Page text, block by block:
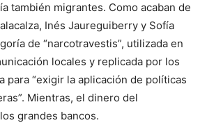
también migrantes. Como acaban de
Inés Jaureguiberry y Sofía
de “narcotravestis”, utilizada en
locales y replicada por los
para “exigir la aplicación de políticas
Mientras, el dinero del
grandes bancos.